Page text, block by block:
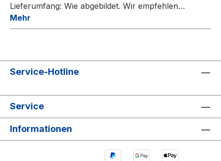
Lieferumfang: Wie abgebildet. Wir empfehlen…
Mehr
Service-Hotline
Service
Informationen